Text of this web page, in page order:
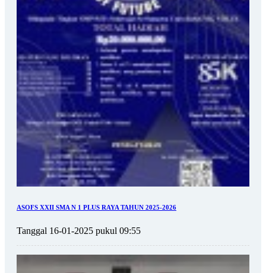
ASOFS XXII SMA N 1 PLUS RAYA TAHUN 2025-2026
Tanggal 16-01-2025 pukul 09:55